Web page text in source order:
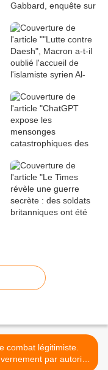
combat légitimiste.
par autorité